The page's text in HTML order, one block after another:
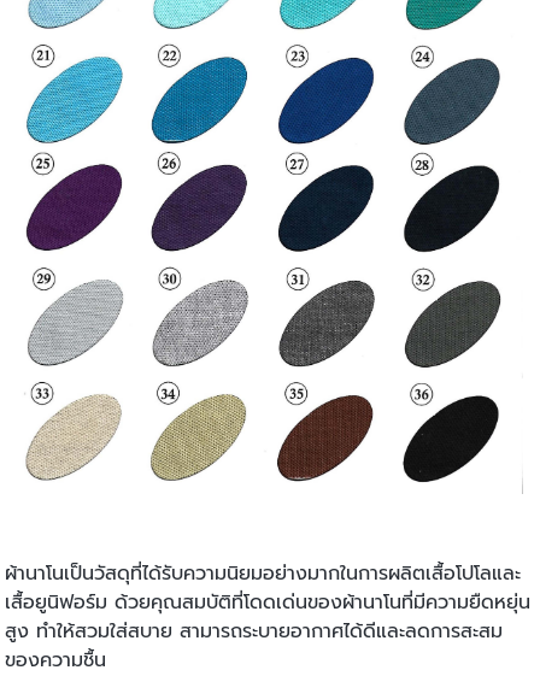
ผ้านาโนเป็นวัสดุที่ได้รับความนิยมอย่างมากในการผลิตเสื้อโปโลและ
เสื้อยูนิฟอร์ม ด้วยคุณสมบัติที่โดดเด่นของผ้านาโนที่มีความยืดหยุ่น
สูง ทำให้สวมใส่สบาย สามารถระบายอากาศได้ดีและลดการสะสม
ของความชื้น